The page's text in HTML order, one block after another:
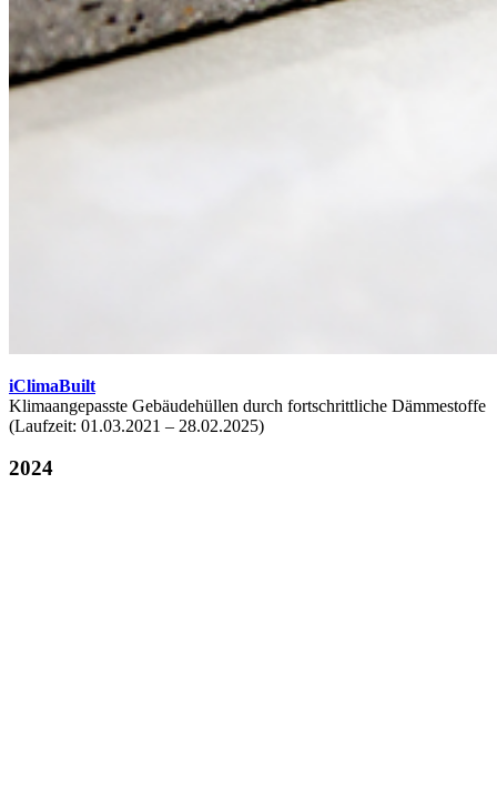
iClimaBuilt
Klimaangepasste Gebäudehüllen durch fortschrittliche Dämmestoffe
(Laufzeit: 01.03.2021 – 28.02.2025)
2024